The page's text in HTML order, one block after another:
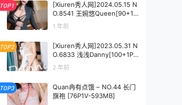
TOP1
[Xiuren秀人网]2024.05.15 N
O.8541 王婉悠Queen[90+1
P/808MB]
1 年前
TOP2
[Xiuren秀人网]2023.05.31 N
O.6833 浅浅Danny[100+1P
／902MB]
2 年前
TOP3
Quan冉有点饿 – NO.44 长门
旗袍 [76P1V-593MB]